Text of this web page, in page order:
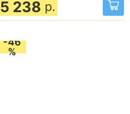
5 238 р.
-46
%